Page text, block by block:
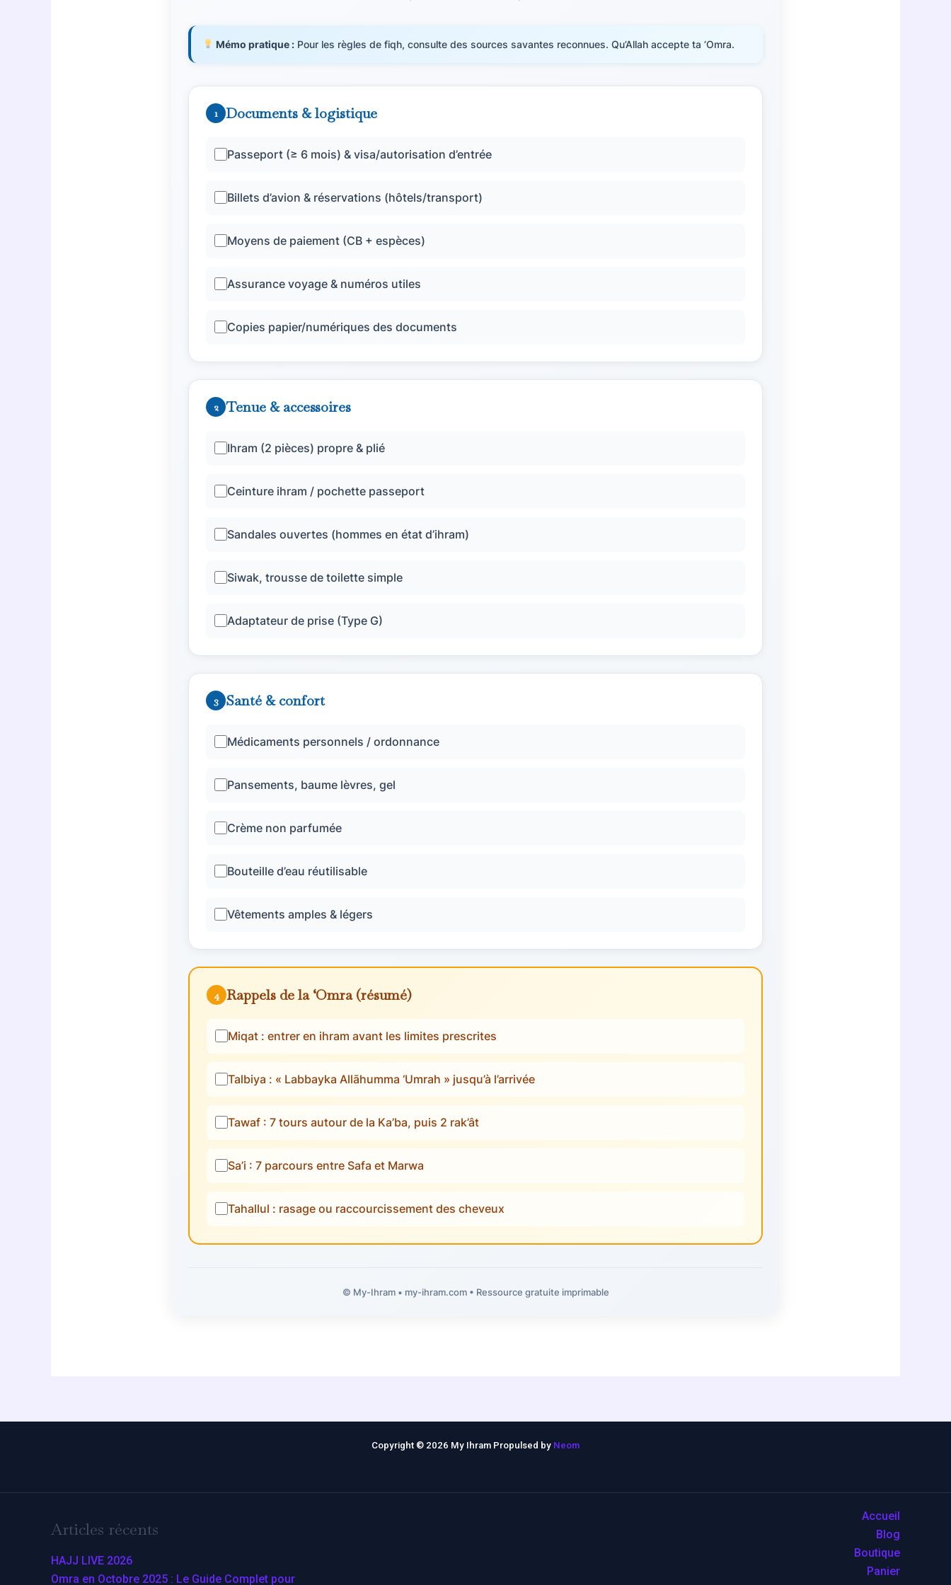
Mémo pratique :Pour les règles de fiqh, consulte des sources savantes reconnues. Qu’Allah accepte ta ‘Omra.
1 Documents & logistique
Passeport (≥ 6 mois) & visa/autorisation d’entrée
Billets d’avion & réservations (hôtels/transport)
Moyens de paiement (CB + espèces)
Assurance voyage & numéros utiles
Copies papier/numériques des documents
2 Tenue & accessoires
Ihram (2 pièces) propre & plié
Ceinture ihram / pochette passeport
Sandales ouvertes (hommes en état d’ihram)
Siwak, trousse de toilette simple
Adaptateur de prise (Type G)
3 Santé & confort
Médicaments personnels / ordonnance
Pansements, baume lèvres, gel
Crème non parfumée
Bouteille d’eau réutilisable
Vêtements amples & légers
4 Rappels de la ‘Omra (résumé)
Miqat : entrer en ihram avant les limites prescrites
Talbiya : « Labbayka Allāhumma ‘Umrah » jusqu’à l’arrivée
Tawaf : 7 tours autour de la Ka’ba, puis 2 rak’ât
Sa’i : 7 parcours entre Safa et Marwa
Tahallul : rasage ou raccourcissement des cheveux
© My-Ihram • my-ihram.com • Ressource gratuite imprimable
Copyright © 2026 My Ihram Propulsed by Neom
Articles récents
HAJJ LIVE 2026
Omra en Octobre 2025 : Le Guide Complet pour
Accueil
Blog
Boutique
Panier